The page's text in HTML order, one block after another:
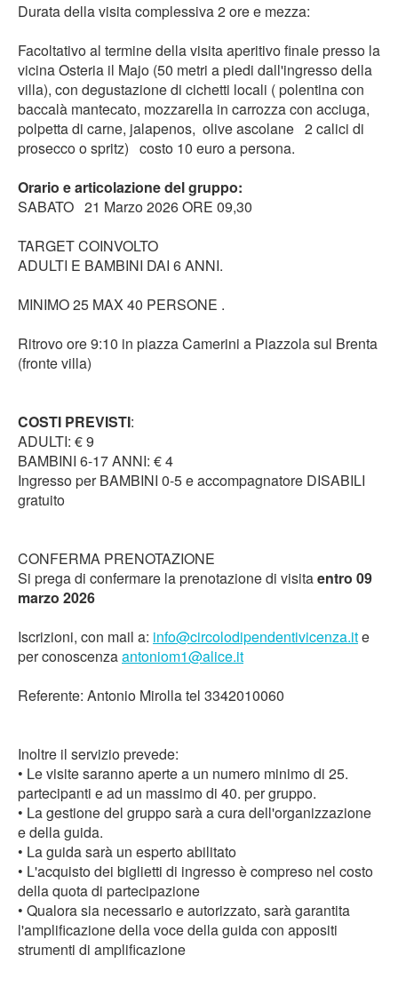
Durata della visita complessiva 2 ore e mezza:
Facoltativo al termine della visita aperitivo finale presso la
vicina Osteria il Majo (50 metri a piedi dall'ingresso della
villa), con degustazione di cichetti locali ( polentina con
baccalà mantecato, mozzarella in carrozza con acciuga,
polpetta di carne, jalapenos, olive ascolane 2 calici di
prosecco o spritz) costo 10 euro a persona.
Orario e articolazione del gruppo:
SABATO 21 Marzo 2026 ORE 09,30
TARGET COINVOLTO
ADULTI E BAMBINI DAI 6 ANNI.
MINIMO 25 MAX 40 PERSONE .
Ritrovo ore 9:10 in piazza Camerini a Piazzola sul Brenta
(fronte villa)
COSTI PREVISTI:
ADULTI: € 9
BAMBINI 6-17 ANNI: € 4
Ingresso per BAMBINI 0-5 e accompagnatore DISABILI
gratuito
CONFERMA PRENOTAZIONE
Si prega di confermare la prenotazione di visitaentro 09
marzo 2026
Iscrizioni, con mail a: info@circolodipendentivicenza.ite
per conoscenzaantoniom1@alice.it
Referente: Antonio Mirolla tel 3342010060
Inoltre il servizio prevede:
• Le visite saranno aperte a un numero minimo di 25.
partecipanti e ad un massimo di 40. per gruppo.
• La gestione del gruppo sarà a cura dell'organizzazione
e della guida.
• La guida sarà un esperto abilitato
• L'acquisto dei biglietti di ingresso è compreso nel costo
della quota di partecipazione
• Qualora sia necessario e autorizzato, sarà garantita
l'amplificazione della voce della guida con appositi
strumenti di amplificazione